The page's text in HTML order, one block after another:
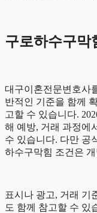
구로하수구막
대구이혼전문변호사
반적인 기준을 함께
고할 수 있습니다.
해 예방, 거래 과정에
수 있습니다. 다만 공
하수구막힘 조건은
표시나 광고, 거래 기
도 함께 참고할 수 있